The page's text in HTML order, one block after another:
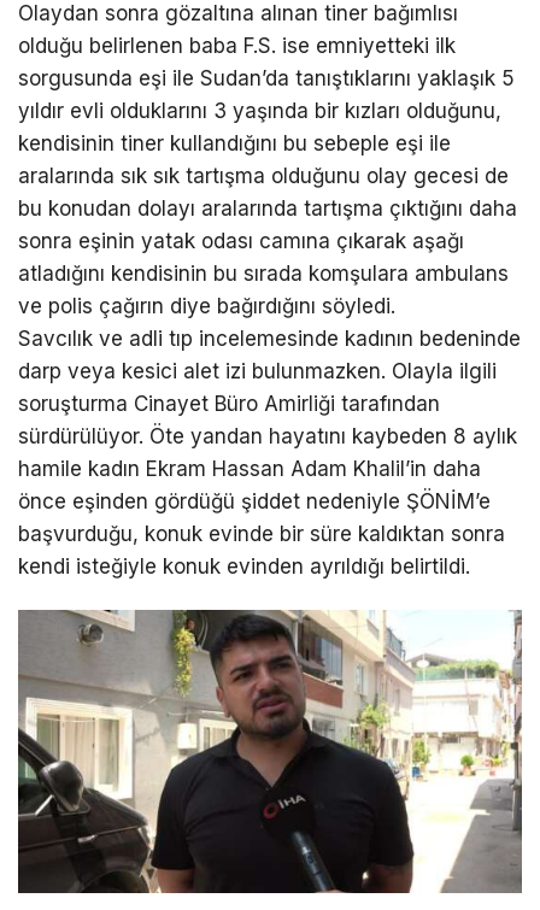
Olaydan sonra gözaltına alınan tiner bağımlısı
olduğu belirlenen baba F.S. ise emniyetteki ilk
sorgusunda eşi ile Sudan’da tanıştıklarını yaklaşık 5
yıldır evli olduklarını 3 yaşında bir kızları olduğunu,
kendisinin tiner kullandığını bu sebeple eşi ile
aralarında sık sık tartışma olduğunu olay gecesi de
bu konudan dolayı aralarında tartışma çıktığını daha
sonra eşinin yatak odası camına çıkarak aşağı
atladığını kendisinin bu sırada komşulara ambulans
ve polis çağırın diye bağırdığını söyledi.
Savcılık ve adli tıp incelemesinde kadının bedeninde
darp veya kesici alet izi bulunmazken. Olayla ilgili
soruşturma Cinayet Büro Amirliği tarafından
sürdürülüyor. Öte yandan hayatını kaybeden 8 aylık
hamile kadın Ekram Hassan Adam Khalil’in daha
önce eşinden gördüğü şiddet nedeniyle ŞÖNİM’e
başvurduğu, konuk evinde bir süre kaldıktan sonra
kendi isteğiyle konuk evinden ayrıldığı belirtildi.